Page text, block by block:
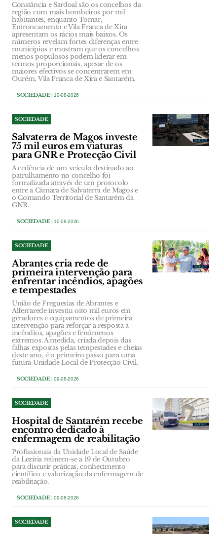
Constância e Sardoal são os concelhos da
região com mais bombeiros por mil
habitantes, enquanto Tomar,
Entroncamento e Vila Franca de Xira
apresentam os rácios mais baixos. Os
números revelam fortes diferenças entre
municípios e mostram que os concelhos
menos populosos podem liderar em
termos proporcionais, apesar de os
maiores efectivos se concentrarem em
Ourém, Vila Franca de Xira e Santarém.
SOCIEDADE| 10-08-2026
SOCIEDADE
Salvaterra de Magos investe
75 mil euros em viaturas
para GNR e Protecção Civil
A cedência de um veículo destinado ao
patrulhamento no concelho foi
formalizada através de um protocolo
entre a Câmara de Salvaterra de Magos e
o Comando Territorial de Santarém da
GNR.
SOCIEDADE| 10-08-2026
SOCIEDADE
Abrantes cria rede de
primeira intervenção para
enfrentar incêndios, apagões
e tempestades
União de Freguesias de Abrantes e
Alferrarede investiu oito mil euros em
geradores e equipamentos de primeira
intervenção para reforçar a resposta a
incêndios, apagões e fenómenos
extremos. A medida, criada depois das
falhas expostas pelas tempestades e cheias
deste ano, é o primeiro passo para uma
futura Unidade Local de Protecção Civil.
SOCIEDADE| 09-08-2026
SOCIEDADE
Hospital de Santarém recebe
encontro dedicado à
enfermagem de reabilitação
Profissionais da Unidade Local de Saúde
da Lezíria reúnem-se a 19 de Outubro
para discutir práticas, conhecimento
científico e valorização da enfermagem de
reabilitação.
SOCIEDADE| 09-08-2026
SOCIEDADE